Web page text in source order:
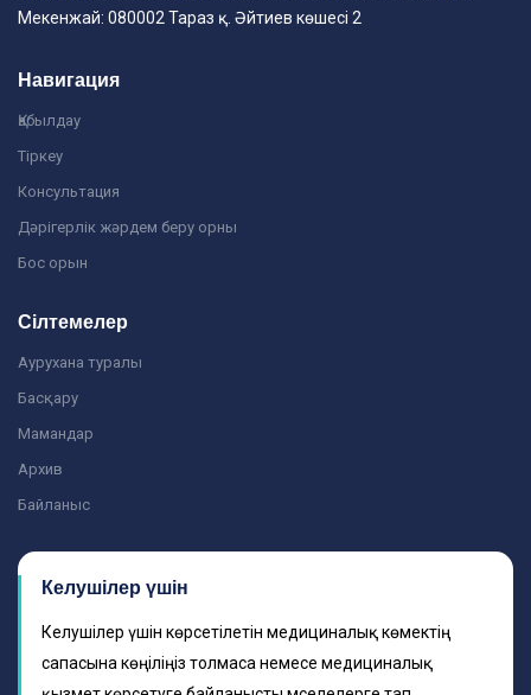
Мекенжай: 080002 Тараз қ. Әйтиев көшесі 2
Навигация
Қабылдау
Тіркеу
Консультация
Дәрігерлік жәрдем беру орны
Бос орын
Сілтемелер
Аурухана туралы
Басқару
Мамандар
Архив
Байланыс
Келушілер үшін
Келушілер үшін көрсетілетін медициналық көмектің
сапасына көңіліңіз толмаса немесе медициналық